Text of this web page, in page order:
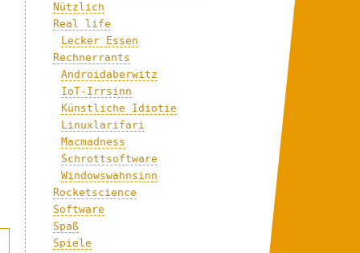
Nützlich
Real life
Lecker Essen
Rechnerrants
Androidaberwitz
IoT-Irrsinn
Künstliche Idiotie
Linuxlarifari
Macmadness
Schrottsoftware
Windowswahnsinn
Rocketscience
Software
Spaß
Spiele